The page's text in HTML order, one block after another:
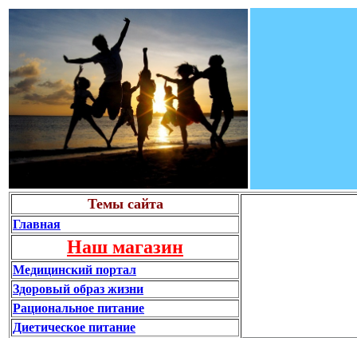
Темы сайта
Главная
Наш магазин
Медицинский портал
Здоровый образ жизни
Рациональное питание
Диетическое питание